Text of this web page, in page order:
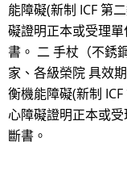
能障礙(新制 ICF 第
礙證明正本或受理
書。 二 手杖（不銹
家、各級榮院 具效
衡機能障礙(新制
心障礙證明正本或
斷書。